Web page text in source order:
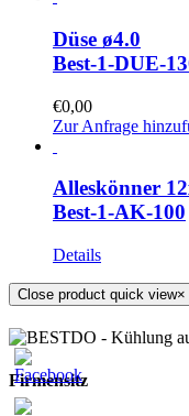
Düse ø4.0
Best-1-DUE-
€0,00
Zur Anfrage
Alleskönner
Best-1-AK-100
Details
Close product quick view×
Firmensitz